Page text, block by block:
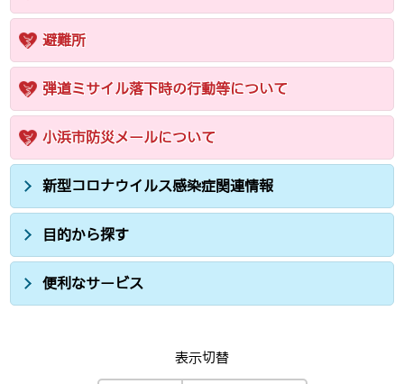
避難所
弾道ミサイル落下時の行動等について
小浜市防災メールについて
新型コロナウイルス感染症関連情報
目的から探す
便利なサービス
表示切替